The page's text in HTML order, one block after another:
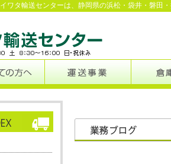
タ輸送センターは、静岡県の浜松・袋井・磐田